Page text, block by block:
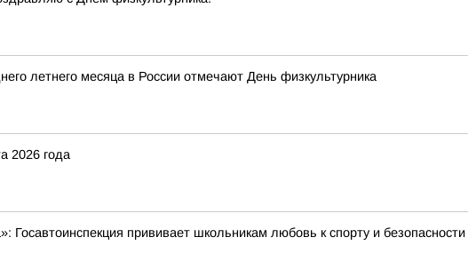
летнего месяца в России отмечают День физкультурника
2026 года
Госавтоинспекция прививает школьникам любовь к спорту и безопасности